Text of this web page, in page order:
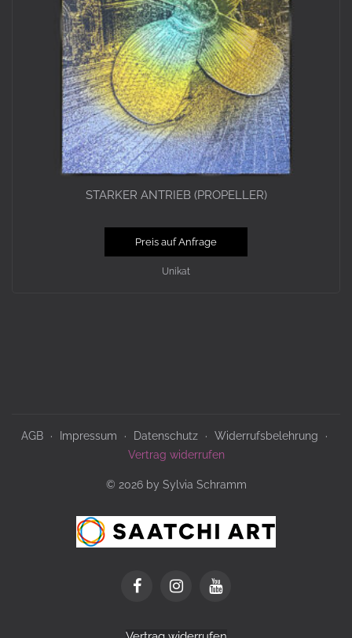
STARKER ANTRIEB (PROPELLER)
Preis auf Anfrage
Unikat
AGB Impressum Datenschutz
Widerrufsbelehrung
Vertrag widerrufen
© 2026 by Sylvia Schramm